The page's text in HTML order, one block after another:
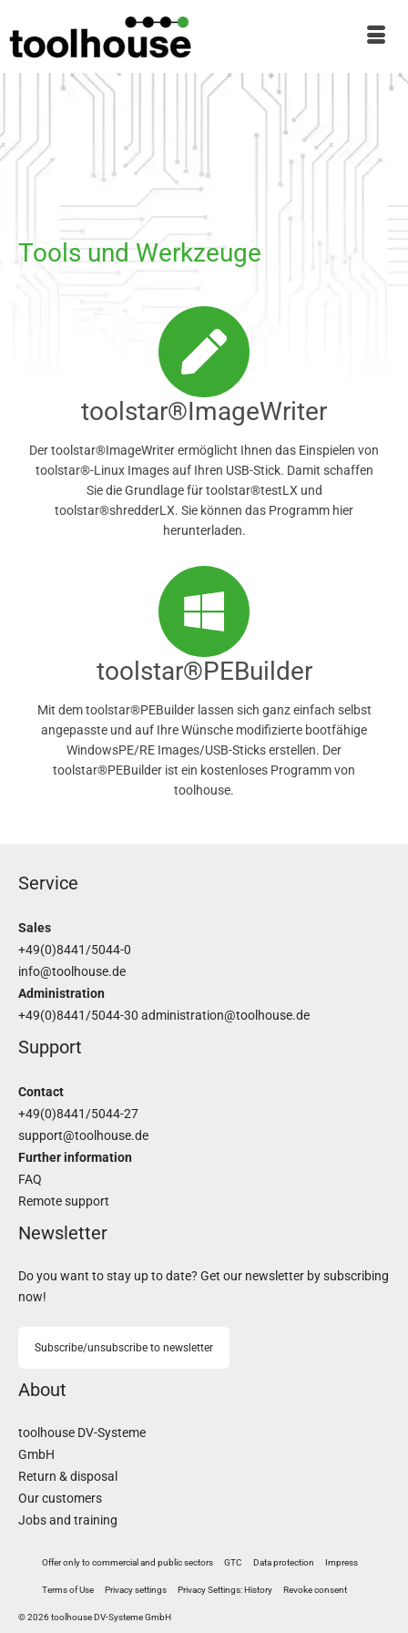
Tools und Werkzeuge
toolstar®ImageWriter
Der toolstar®ImageWriter ermöglicht Ihnen das Einspielen von
toolstar®-Linux Images auf Ihren USB-Stick. Damit schaffen
Sie die Grundlage für toolstar®testLX und
toolstar®shredderLX. Sie können das Programm hier
herunterladen.
toolstar®PEBuilder
Mit dem toolstar®PEBuilder lassen sich ganz einfach selbst
angepasste und auf Ihre Wünsche modifizierte bootfähige
WindowsPE/RE Images/USB-Sticks erstellen. Der
toolstar®PEBuilder ist ein kostenloses Programm von
toolhouse.
Service
Sales
+49(0)8441/5044-0
info@toolhouse.de
Administration
+49(0)8441/5044-30 administration@toolhouse.de
Support
Contact
+49(0)8441/5044-27
support@toolhouse.de
Further information
FAQ
Remote support
Newsletter
Do you want to stay up to date? Get our newsletter by subscribing
now!
Subscribe/unsubscribe to newsletter
About
toolhouse DV-Systeme
GmbH
Return & disposal
Our customers
Jobs and training
Offer only to commercial and public sectors GTC Data protection Impress
Terms of Use Privacy settings Privacy Settings: History Revoke consent
© 2026 toolhouse DV-Systeme GmbH